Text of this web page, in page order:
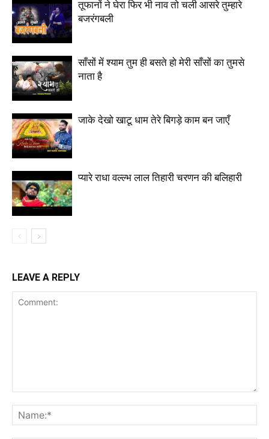
तूफानों ने घेरा फिर भी नाव तो चली आसरे तुम्हारे
बजरंगबली
साँसों में श्याम तुम ही बसते हो मेरी साँसों का तुमसे
नाता है
जाके देखो खाटू धाम तेरे बिगड़े काम बन जाएँ
प्यारे राधा वल्ल्भ लाल तिहारी चरणन की बलिहारी
LEAVE A REPLY